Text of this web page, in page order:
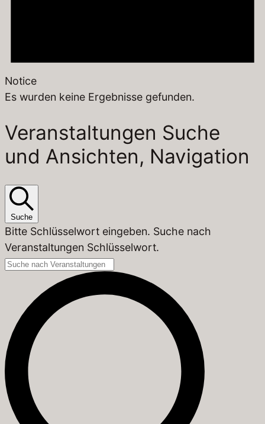
Notice
Es wurden keine Ergebnisse gefunden.
Veranstaltungen Suche
und Ansichten, Navigation
Suche
Bitte Schlüsselwort eingeben. Suche nach
Veranstaltungen Schlüsselwort.